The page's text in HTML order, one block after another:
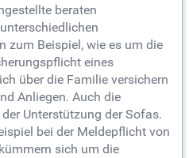
beraten
zum Beispiel, wie es um die
eines
über die Familie versichern
Anliegen. Auch die
Unterstützung der Sofas.
bei der Meldepflicht von
sich um die